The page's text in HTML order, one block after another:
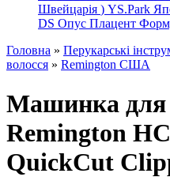
Швейцарія ) YS.Park
DS Опус Плацент
Головна » Перукарські
волосся » Remington США
Машинка для
Remington
QuickCut